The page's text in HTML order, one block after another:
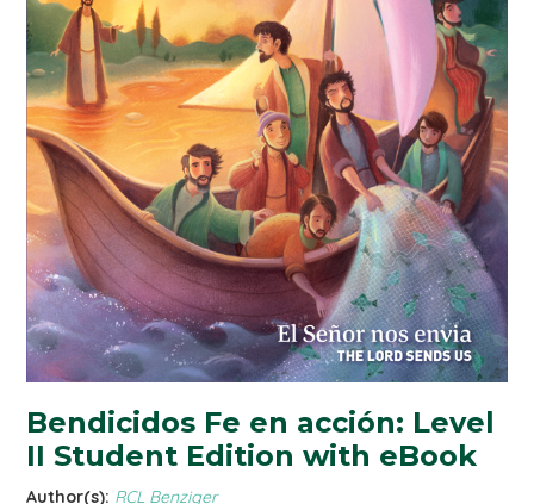
Bendicidos Fe en acción: Level
II Student Edition with eBook
Author(s): RCL Benziger